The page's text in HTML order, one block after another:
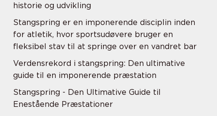
historie og udvikling
Stangspring er en imponerende disciplin inden
for atletik, hvor sportsudøvere bruger en
fleksibel stav til at springe over en vandret bar
Verdensrekord i stangspring: Den ultimative
guide til en imponerende præstation
Stangspring - Den Ultimative Guide til
Enestående Præstationer